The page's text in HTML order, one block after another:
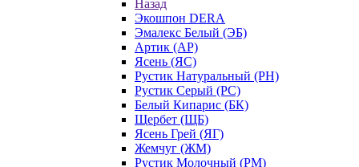
Назад
Экошпон DERA
Эмалекс Белый (ЭБ)
Артик (АР)
Ясень (ЯС)
Рустик Натуральный (РН)
Рустик Серый (РС)
Белый Кипарис (БК)
Щербет (ЩБ)
Ясень Грей (ЯГ)
Жемчуг (ЖМ)
Рустик Молочный (РМ)